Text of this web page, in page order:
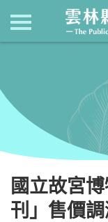
國立故宮
刊」售價